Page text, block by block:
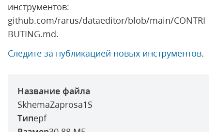
инструментов:
github.com/rarus/dataeditor/blob/main/CONTRI
BUTING.md.
Следите за публикацией новых инструментов.
Название файла
SkhemaZaprosa1S
Типepf